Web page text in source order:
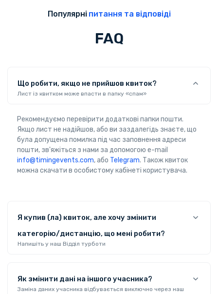
Популярні питання та відповіді
FAQ
Що робити, якщо не прийшов квиток?
Лист із квитком може впасти в папку «спам»
Рекомендуємо перевірити додаткові папки пошти.
Якщо лист не надійшов, або ви заздалегідь знаєте, що
була допущена помилка під час заповнення адреси
пошти, зв'яжіться з нами за допомогою e-mail
info@timingevents.com, або Telegram. Також квиток
можна скачати в особистому кабінеті користувача.
Я купив (ла) квиток, але хочу змінити
категорію/дистанцію, що мені робити?
Напишіть у наш Відділ турботи
Як змінити дані на іншого учасника?
Заміна даних учасника відбувається виключно через наш